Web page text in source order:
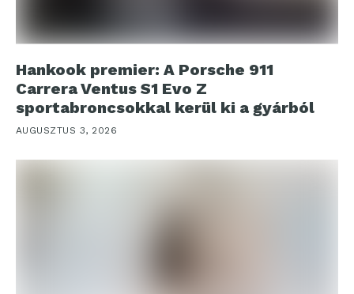
Hankook premier: A Porsche 911
Carrera Ventus S1 Evo Z
sportabroncsokkal kerül ki a gyárból
AUGUSZTUS 3, 2026